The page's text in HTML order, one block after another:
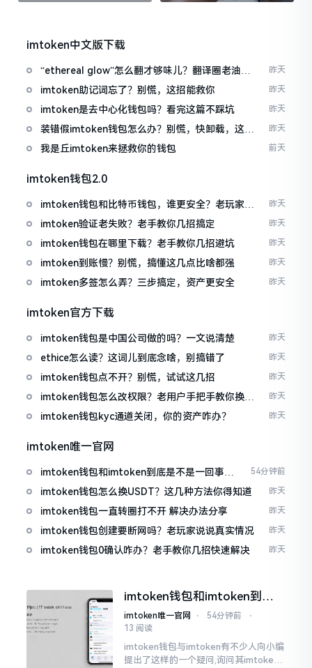
imtoken中文版下载
“ethereal glow”怎么翻才够味儿？翻译圈老油条
的私房话
昨天
imtoken助记词忘了？别慌，这招能救你 昨天
imtoken是去中心化钱包吗？看完这篇不踩坑 昨天
装错假imtoken钱包怎么办？别慌，快卸载，这几
招能救急
昨天
我是丘imtoken来拯救你的钱包 前天
imtoken钱包2.0
imtoken钱包和比特币钱包，谁更安全？老玩家来
聊聊
昨天
imtoken验证老失败？老手教你几招搞定 昨天
imtoken钱包在哪里下载？老手教你几招避坑 昨天
imtoken到账慢？别慌，搞懂这几点比啥都强 昨天
imtoken多签怎么弄？三步搞定，资产更安全 昨天
imtoken官方下载
imtoken钱包是中国公司做的吗？一文说清楚 昨天
ethice怎么读？这词儿到底念啥，别搞错了 昨天
imtoken钱包点不开？别慌，试试这几招 昨天
imtoken钱包怎么改权限？老用户手把手教你换主
人
昨天
imtoken钱包kyc通道关闭，你的资产咋办？ 昨天
imtoken唯一官网
imtoken钱包和imtoken到底是不是一回事？
看完就懂了
54分钟前
imtoken钱包怎么换USDT？这几种方法你得知道 昨天
imtoken钱包一直转圈打不开 解决办法分享 昨天
imtoken钱包创建要断网吗？老玩家说说真实情况 昨天
imtoken钱包0确认咋办？老手教你几招快速解决 昨天
imtoken钱包和imtoken到底
是不是一回事？看完就懂了
imtoken唯一官网 ⋅ 54分钟前
⋅
13 阅读
imtoken钱包与imtoken有不少人向小编
提出了这样的一个疑问,询问其imtoken